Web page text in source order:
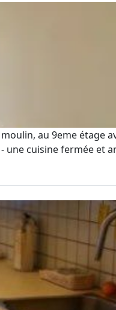
moulin, au 9eme
cuisine fermée et